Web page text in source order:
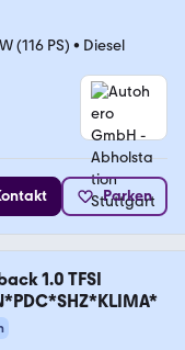
(116 PS) • Diesel
Parken
1.0 TFSI